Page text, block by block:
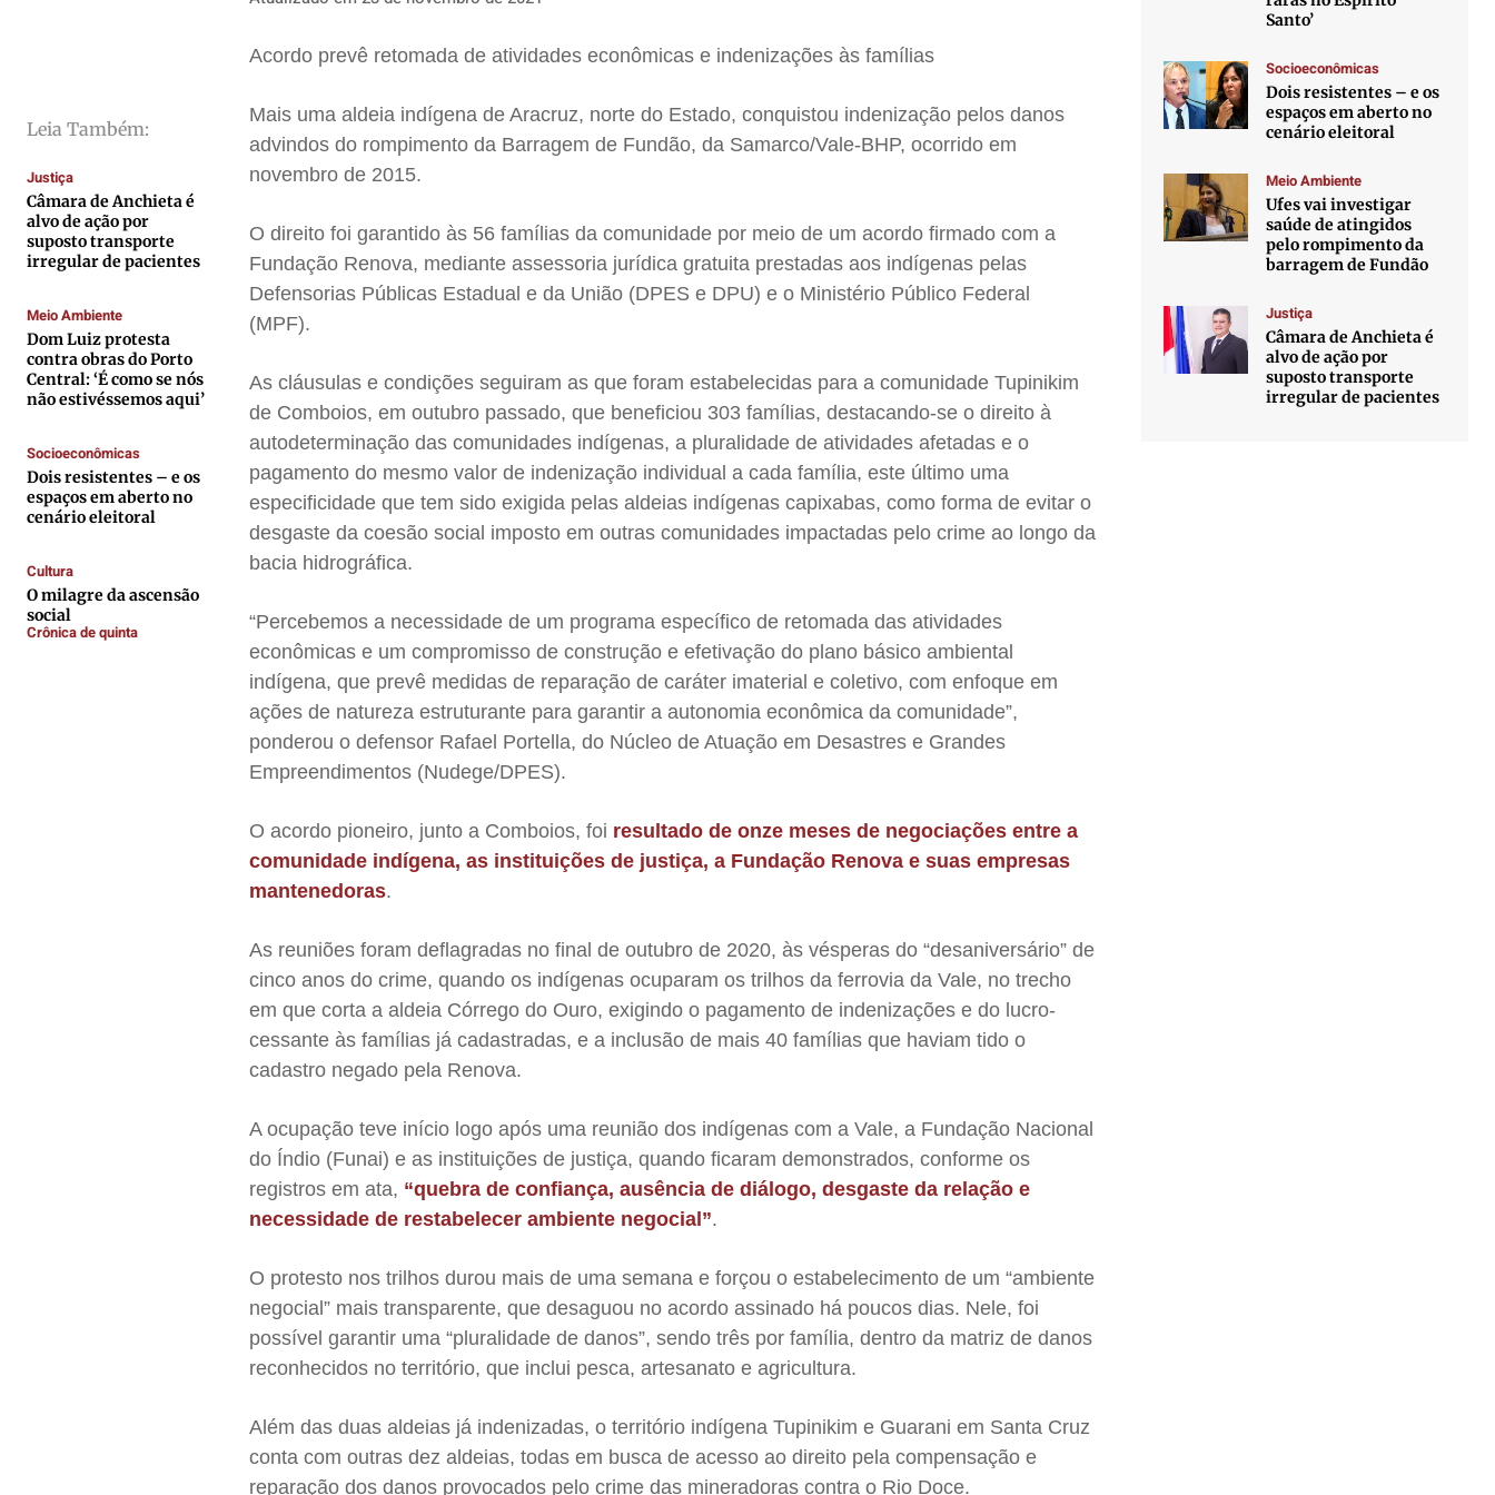
Colunas
Caetano Roque
Gustavo Bastos
Jr Mignone (in memorian)
Wanda Sily
Publicidade Legal
Anuncie
Quem Somos
Expediente
Contato
Termos de Uso
Colunas
Caetano Roque
Gustavo Bastos
Jr Mignone (in memorian)
Wanda Sily
Publicidade Legal
Anuncie
Quem Somos
Expediente
Contato
Termos de Uso
Colunas
Caetano Roque
Gustavo Bastos
Jr Mignone (in memorian)
Wanda Sily
Publicidade Legal
Anuncie
Quem Somos
Expediente
Contato
Termos de Uso
Colunas
Caetano Roque
Gustavo Bastos
Jr Mignone (in memorian)
Wanda Sily
Publicidade Legal
Anuncie
Quem Somos
Expediente
Contato
Termos de Uso
Leia Também:
Justiça
Câmara de Anchieta é
alvo de ação por
suposto transporte
irregular de pacientes
Meio Ambiente
Dom Luiz protesta
contra obras do Porto
Central: ‘É como se nós
não estivéssemos aqui’
Socioeconômicas
Dois resistentes – e os
espaços em aberto no
cenário eleitoral
Cultura
O milagre da ascensão
social
Crônica de quinta
Acordo prevê retomada de atividades econômicas e indenizações às famílias
Mais uma aldeia indígena de Aracruz, norte do Estado, conquistou indenização pelos danos
advindos do rompimento da Barragem de Fundão, da Samarco/Vale-BHP, ocorrido em
novembro de 2015.
O direito foi garantido às 56 famílias da comunidade por meio de um acordo firmado com a
Fundação Renova, mediante assessoria jurídica gratuita prestadas aos indígenas pelas
Defensorias Públicas Estadual e da União (DPES e DPU) e o Ministério Público Federal
(MPF).
As cláusulas e condições seguiram as que foram estabelecidas para a comunidade Tupinikim
de Comboios, em outubro passado, que beneficiou 303 famílias, destacando-se o direito à
autodeterminação das comunidades indígenas, a pluralidade de atividades afetadas e o
pagamento do mesmo valor de indenização individual a cada família, este último uma
especificidade que tem sido exigida pelas aldeias indígenas capixabas, como forma de evitar o
desgaste da coesão social imposto em outras comunidades impactadas pelo crime ao longo da
bacia hidrográfica.
“Percebemos a necessidade de um programa específico de retomada das atividades
econômicas e um compromisso de construção e efetivação do plano básico ambiental
indígena, que prevê medidas de reparação de caráter imaterial e coletivo, com enfoque em
ações de natureza estruturante para garantir a autonomia econômica da comunidade”,
ponderou o defensor Rafael Portella, do Núcleo de Atuação em Desastres e Grandes
Empreendimentos (Nudege/DPES).
O acordo pioneiro, junto a Comboios, foi resultado de onze meses de negociações entre a
comunidade indígena, as instituições de justiça, a Fundação Renova e suas empresas
mantenedoras.
As reuniões foram deflagradas no final de outubro de 2020, às vésperas do “desaniversário” de
cinco anos do crime, quando os indígenas ocuparam os trilhos da ferrovia da Vale, no trecho
em que corta a aldeia Córrego do Ouro, exigindo o pagamento de indenizações e do lucro-
cessante às famílias já cadastradas, e a inclusão de mais 40 famílias que haviam tido o
cadastro negado pela Renova.
A ocupação teve início logo após uma reunião dos indígenas com a Vale, a Fundação Nacional
do Índio (Funai) e as instituições de justiça, quando ficaram demonstrados, conforme os
registros em ata, “quebra de confiança, ausência de diálogo, desgaste da relação e
necessidade de restabelecer ambiente negocial”.
O protesto nos trilhos durou mais de uma semana e forçou o estabelecimento de um “ambiente
negocial” mais transparente, que desaguou no acordo assinado há poucos dias. Nele, foi
possível garantir uma “pluralidade de danos”, sendo três por família, dentro da matriz de danos
reconhecidos no território, que inclui pesca, artesanato e agricultura.
Além das duas aldeias já indenizadas, o território indígena Tupinikim e Guarani em Santa Cruz
conta com outras dez aldeias, todas em busca de acesso ao direito pela compensação e
reparação dos danos provocados pelo crime das mineradoras contra o Rio Doce.
Santo’
Socioeconômicas
Dois resistentes – e os
espaços em aberto no
cenário eleitoral
Meio Ambiente
Ufes vai investigar
saúde de atingidos
pelo rompimento da
barragem de Fundão
Justiça
Câmara de Anchieta é
alvo de ação por
suposto transporte
irregular de pacientes